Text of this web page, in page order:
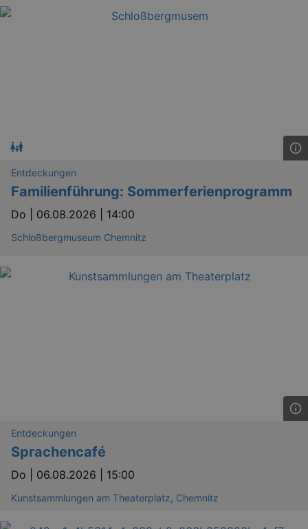
Entdeckungen
Familienführung: Sommerferienprogramm
Do | 06.08.2026 | 14:00
Schloßbergmuseum Chemnitz
Entdeckungen
Sprachencafé
Do | 06.08.2026 | 15:00
Kunstsammlungen am Theaterplatz, Chemnitz